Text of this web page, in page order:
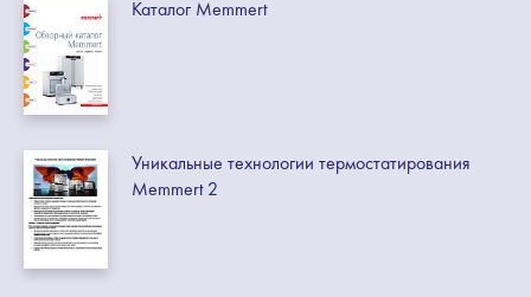
Каталог Memmert
Уникальные технологии термостатирования
Memmert 2